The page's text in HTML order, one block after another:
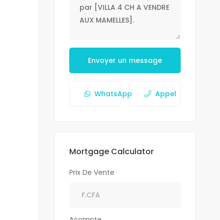
Envoyer un message
WhatsApp Appel
Mortgage Calculator
Prix De Vente